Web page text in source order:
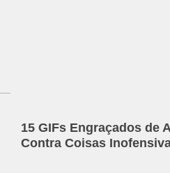
15 GIFs Engraçados de
Contra Coisas